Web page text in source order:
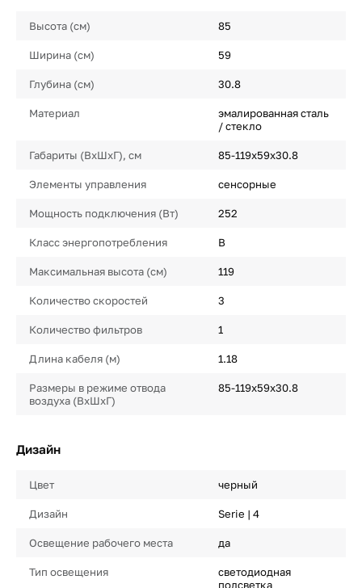
Высота (см) 85
Ширина (см) 59
Глубина (см) 30.8
Материал
эмалированная сталь
/ стекло
Габариты (ВхШхГ), см 85-119х59х30.8
Элементы управления сенсорные
Мощность подключения (Вт) 252
Класс энергопотребления B
Максимальная высота (см) 119
Количество скоростей 3
Количество фильтров 1
Длина кабеля (м) 1.18
Размеры в режиме отвода
воздуха (ВхШхГ)
85-119x59x30.8
Дизайн
Цвет черный
Дизайн Serie | 4
Освещение рабочего места да
Тип освещения
светодиодная
подсветка